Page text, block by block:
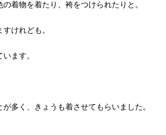
着物を着たり、袴をつけられたりと。
けれども。
ます。
多く、きょうも着させてもらいました。